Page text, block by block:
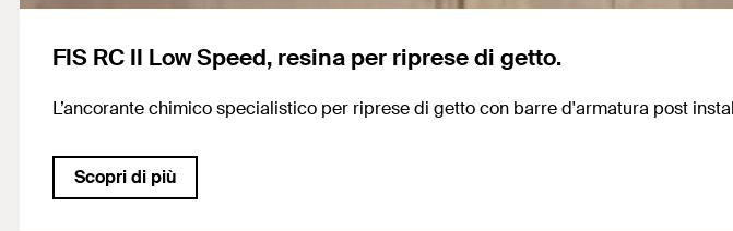
FIS RC II Low Speed, resina per riprese di getto.
L’ancorante chimico specialistico per riprese di getto con barre d'armatura post
Scopri di più